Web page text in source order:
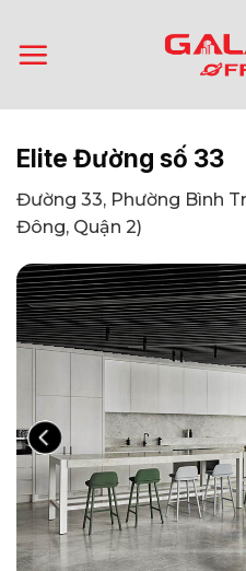
qua
nội
Elite Đường số 33
Đường 33, Phường Bình
Đông, Quận 2)